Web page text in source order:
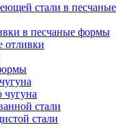
стали в песчаные
в песчаные формы
отливки
чугуна
стали
стали